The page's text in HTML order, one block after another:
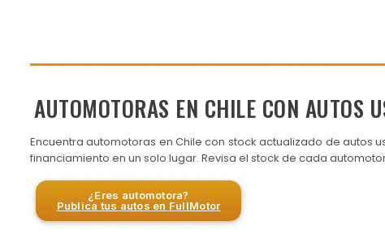
AUTOMOTORAS EN CHILE CON AUTOS
Encuentra automotoras en Chile con stock actualizado de autos
financiamiento en un solo lugar. Revisa el stock de cada
¿Eres automotora?
Publica tus autos en FullMotor